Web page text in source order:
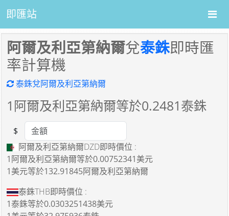
即匯站
阿爾及利亞第納爾兌泰銖即時匯
率計算機
泰銖兌阿爾及利亞第納爾
1 阿爾及利亞第納爾等於0.2481泰銖
Amount
$
阿爾及利亞第納爾DZD即時價位 :
1阿爾及利亞第納爾等於0.00752341美元
1美元等於132.91845阿爾及利亞第納爾
泰銖THB即時價位 :
1泰銖等於0.0303251438美元